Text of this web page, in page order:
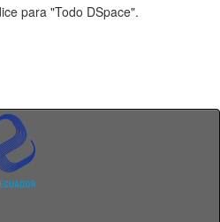
para "Todo DSpace".